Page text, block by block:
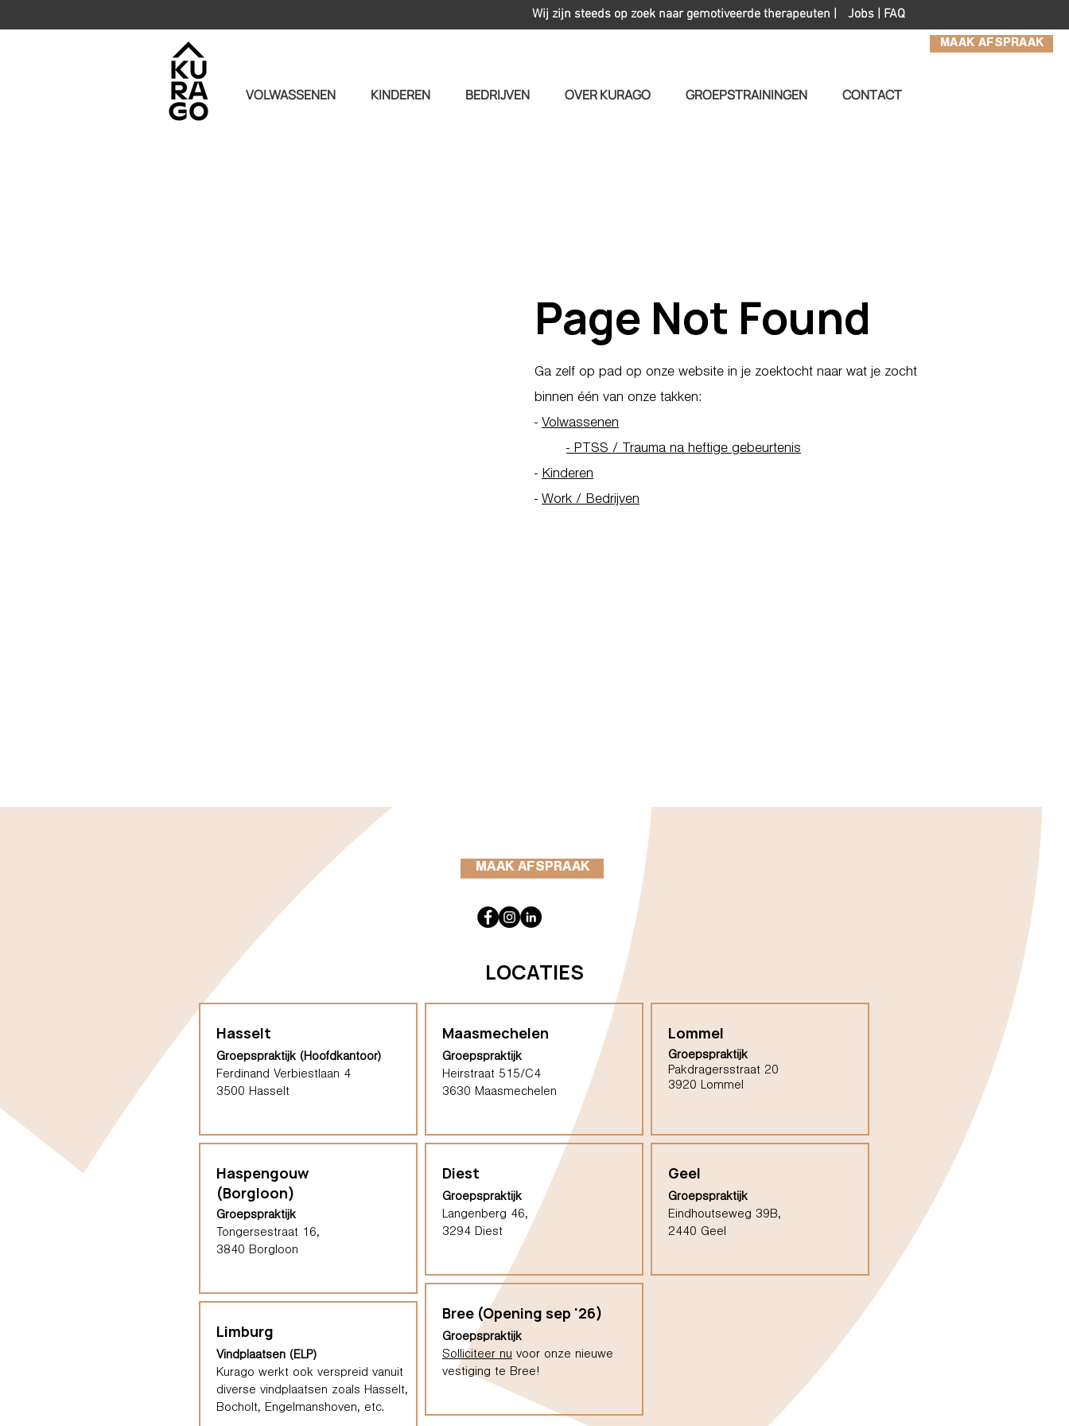
MAAK AFSPRAAK
Jobs | FAQ
Wij zijn steeds op zoek naar gemotiveerde therapeuten |
VOLWASSENEN KINDEREN BEDRIJVEN OVER KURAGO GROEPSTRAININGEN CONTACT
Page Not Found
Ga zelf op pad op onze website in je zoektocht naar wat je zocht
binnen één van onze takken:
- Volwassenen
- PTSS / Trauma na heftige gebeurtenis
- Kinderen
- Work / Bedrijven
MAAK AFSPRAAK
LOCATIES
Hasselt
Groepspraktijk (Hoofdkantoor)
Ferdinand Verbiestlaan 4
3500 Hasselt
Haspengouw
(Borgloon)
Groepspraktijk
Tongersestraat 16,
3840 Borgloon
Limburg
Vindplaatsen (ELP)
Kurago werkt ook verspreid vanuit
diverse vindplaatsen zoals Hasselt,
Bocholt, Engelmanshoven, etc.
Maasmechelen
Groepspraktijk
Heirstraat 515/C4
3630 Maasmechelen
Diest
Groepspraktijk
Langenberg 46,
3294 Diest
Bree (Opening sep '26)
Groepspraktijk
Solliciteer nu voor onze nieuwe
vestiging te Bree!
Lommel
Groepspraktijk
Pakdragersstraat 20
3920 Lommel
Geel
Groepspraktijk
Eindhoutseweg 39B,
2440 Geel